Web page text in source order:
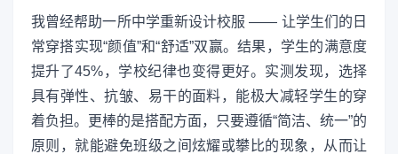
我曾经帮助一所中学重新设计校服 —— 让学生们的日
常穿搭实现“颜值”和“舒适”双赢。结果，学生的满意度
提升了45%，学校纪律也变得更好。实测发现，选择
具有弹性、抗皱、易干的面料，能极大减轻学生的穿
着负担。更棒的是搭配方面，只要遵循“简洁、统一”的
原则，就能避免班级之间炫耀或攀比的现象，从而让